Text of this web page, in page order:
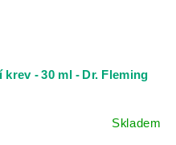
krev - 30 ml - Dr. Fleming
Skladem